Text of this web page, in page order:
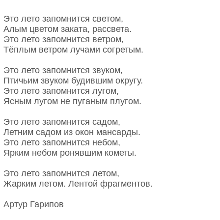
Листопад
Утро птицею в вышние
Перья радужные роняет.
С легким звоном в голубизне
Это лето запомнится светом,
Алым цветом заката, рассвета.
Это лето запомнится ветром,
Тёплым ветром лучами согретым.
Это лето запомнится звуком,
Птичьим звуком будившим округу.
Это лето запомнится лугом,
Ясным лугом не пуганым плугом.
Это лето запомнится садом,
Летним садом из окон мансарды.
Это лето запомнится небом,
Ярким небом ронявшим кометы.
Это лето запомнится летом,
Жарким летом. Лентой фрагментов.
Артур Гарипов